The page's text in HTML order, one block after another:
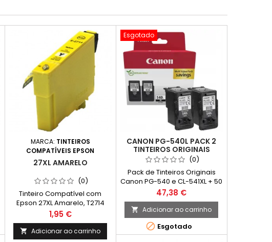
MARCA: TINTEIROS
COMPATÍVEIS EPSON
27XL AMARELO
(0)
Tinteiro Compatível com
Epson 27XL Amarelo, T2714
Preço
1,95 €
 Adicionar ao carrinho
Esgotado
CANON PG-540L PACK 2
TINTEIROS ORIGINAIS
PRETOS (0)
Pack de Tinteiros Originais
Canon PG-540 e CL-541XL + 50
Folhas de Papel Fotografico
10x15cm Cor: Preto + Tricolor
Rendimento Médio: 300* + 400
Páginas* *(Média com base
na norma ISO/IEC 24711 e
impressão contínua. O
Preço
47,38 €
 Adicionar ao carrinho
 Esgotado